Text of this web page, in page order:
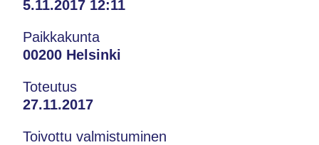
5.11.2017 12:11
Paikkakunta
00200 Helsinki
Toteutus
27.11.2017
Toivottu valmistuminen